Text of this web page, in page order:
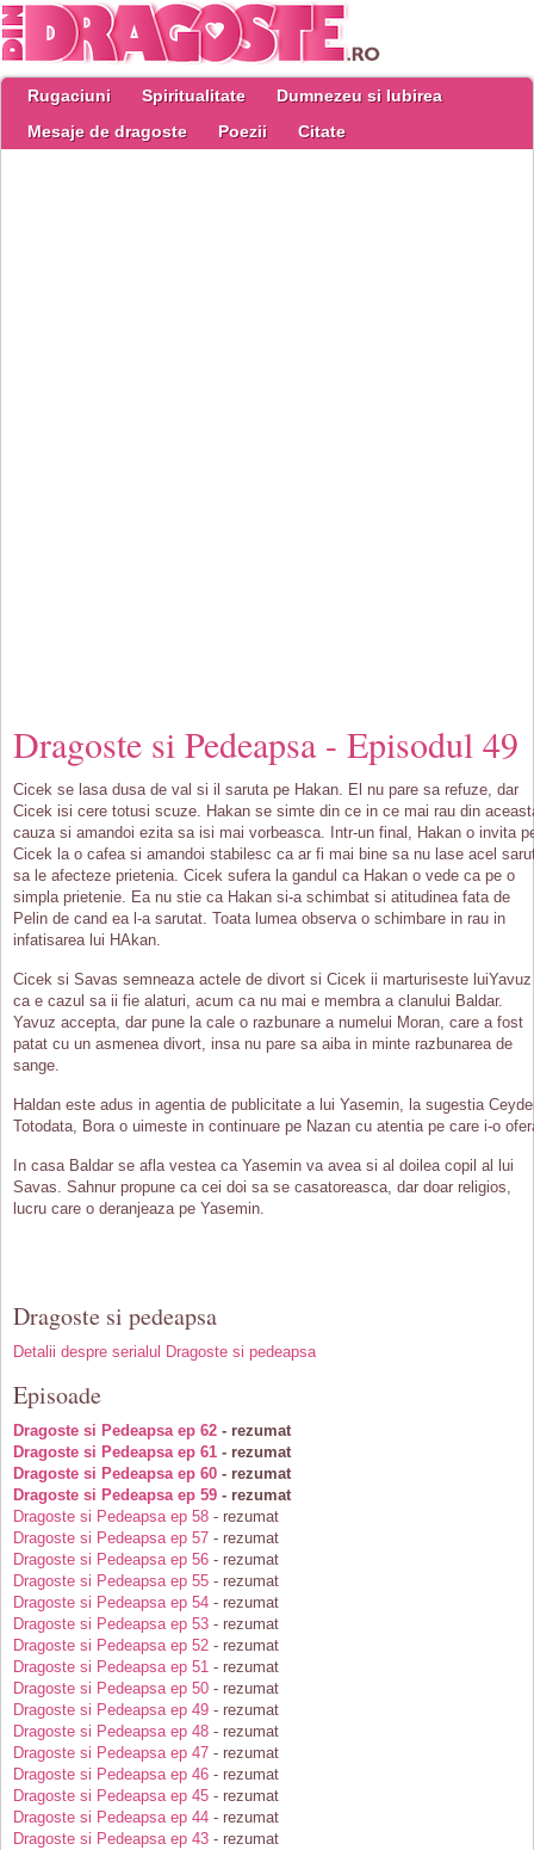
Rugaciuni Spiritualitate
Dumnezeu si Iubirea
Mesaje de dragoste
Poezii Citate
Dragoste si Pedeapsa - Episodul 49
Cicek se lasa dusa de val si il saruta pe Hakan. El nu pare sa refuze, dar
Cicek isi cere totusi scuze. Hakan se simte din ce in ce mai rau din
cauza si amandoi ezita sa isi mai vorbeasca. Intr-un final, Hakan o invita
Cicek la o cafea si amandoi stabilesc ca ar fi mai bine sa nu lase acel
sa le afecteze prietenia. Cicek sufera la gandul ca Hakan o vede ca pe o
simpla prietenie. Ea nu stie ca Hakan si-a schimbat si atitudinea fata de
Pelin de cand ea l-a sarutat. Toata lumea observa o schimbare in rau in
infatisarea lui HAkan.
Cicek si Savas semneaza actele de divort si Cicek ii marturiseste luiYavuz
ca e cazul sa ii fie alaturi, acum ca nu mai e membra a clanului Baldar.
Yavuz accepta, dar pune la cale o razbunare a numelui Moran, care a fost
patat cu un asmenea divort, insa nu pare sa aiba in minte razbunarea de
sange.
Haldan este adus in agentia de publicitate a lui Yasemin, la sugestia
Totodata, Bora o uimeste in continuare pe Nazan cu atentia pe care i-o
In casa Baldar se afla vestea ca Yasemin va avea si al doilea copil al lui
Savas. Sahnur propune ca cei doi sa se casatoreasca, dar doar religios,
lucru care o deranjeaza pe Yasemin.
Dragoste si pedeapsa
Detalii despre serialul Dragoste si pedeapsa
Episoade
Dragoste si Pedeapsa ep 62 - rezumat
Dragoste si Pedeapsa ep 61 - rezumat
Dragoste si Pedeapsa ep 60 - rezumat
Dragoste si Pedeapsa ep 59 - rezumat
Dragoste si Pedeapsa ep 58 - rezumat
Dragoste si Pedeapsa ep 57 - rezumat
Dragoste si Pedeapsa ep 56 - rezumat
Dragoste si Pedeapsa ep 55 - rezumat
Dragoste si Pedeapsa ep 54 - rezumat
Dragoste si Pedeapsa ep 53 - rezumat
Dragoste si Pedeapsa ep 52 - rezumat
Dragoste si Pedeapsa ep 51 - rezumat
Dragoste si Pedeapsa ep 50 - rezumat
Dragoste si Pedeapsa ep 49 - rezumat
Dragoste si Pedeapsa ep 48 - rezumat
Dragoste si Pedeapsa ep 47 - rezumat
Dragoste si Pedeapsa ep 46 - rezumat
Dragoste si Pedeapsa ep 45 - rezumat
Dragoste si Pedeapsa ep 44 - rezumat
Dragoste si Pedeapsa ep 43 - rezumat